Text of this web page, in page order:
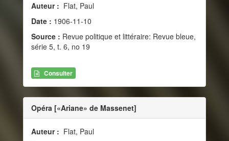
Auteur : Flat, Paul
Date : 1906-11-10
Source : Revue politique et littéraire: Revue bleue,
série 5, t. 6, no 19
Consulter
Opéra [«Ariane» de Massenet]
Auteur : Flat, Paul